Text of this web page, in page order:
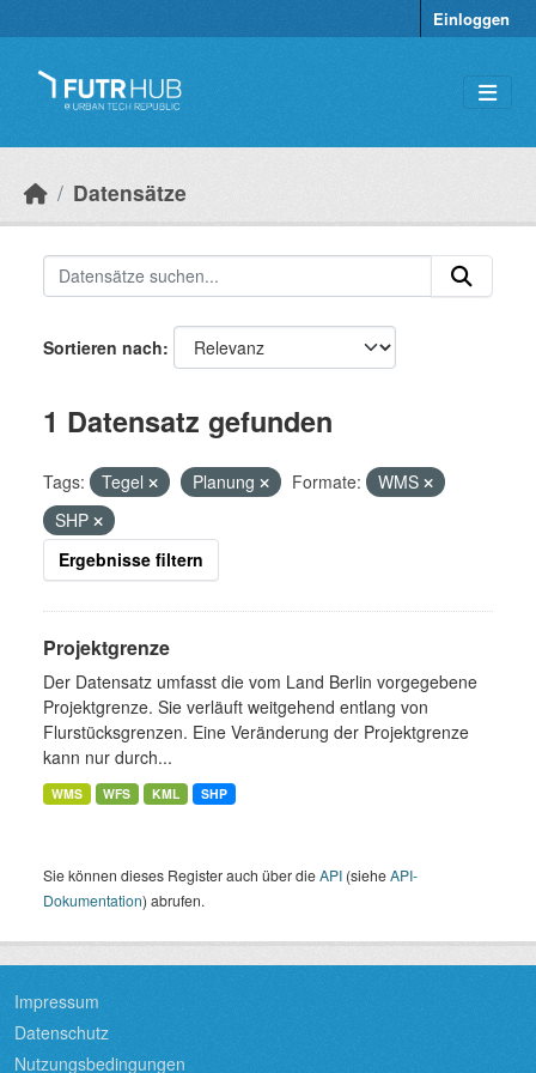
Einloggen
Datensätze
Sortieren nach
1 Datensatz gefunden
Tags: Tegel Planung Formate:
WMS
SHP
Ergebnisse filtern
Projektgrenze
Der Datensatz umfasst die vom Land Berlin vorgegebene
Projektgrenze. Sie verläuft weitgehend entlang von
Flurstücksgrenzen. Eine Veränderung der Projektgrenze
kann nur durch...
WMS WFS KML SHP
Sie können dieses Register auch über dieAPI (sieheAPI-
Dokumentation) abrufen.
Impressum
Datenschutz
Nutzungsbedingungen